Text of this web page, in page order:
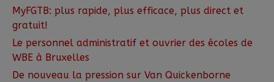
MyFGTB: plus rapide, plus efficace, plus direct et
gratuit!
Le personnel administratif et ouvrier des écoles de
WBE à Bruxelles
De nouveau la pression sur Van Quickenborne